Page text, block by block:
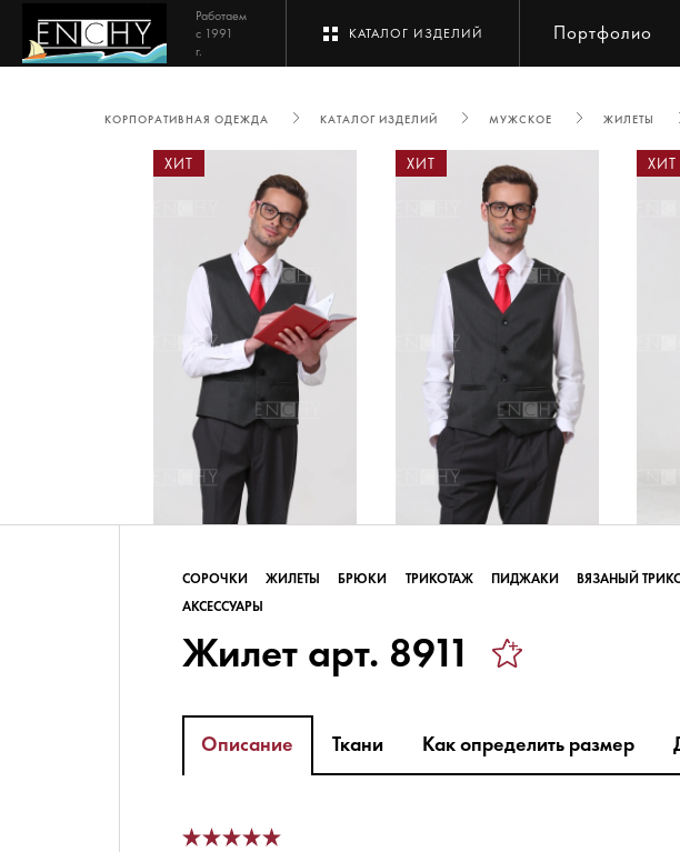
Работаем
с 1991
г.
КАТАЛОГ ИЗДЕЛИЙ Портфолио
КОРПОРАТИВНАЯ ОДЕЖДА КАТАЛОГ ИЗДЕЛИЙ МУЖСКОЕ ЖИЛЕТЫ
ХИТ ХИТ ХИТ
СОРОЧКИ ЖИЛЕТЫ БРЮКИ ТРИКОТАЖ ПИДЖАКИ ВЯЗАНЫЙ
АКСЕССУАРЫ
Жилет арт. 8911
Описание Ткани Как определить размер